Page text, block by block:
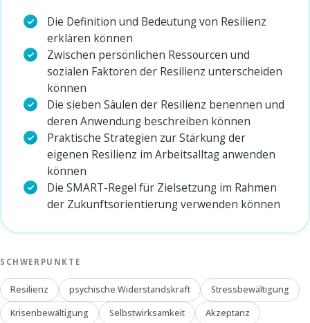
Die Definition und Bedeutung von Resilienz
erklären können
Zwischen persönlichen Ressourcen und
sozialen Faktoren der Resilienz unterscheiden
können
Die sieben Säulen der Resilienz benennen und
deren Anwendung beschreiben können
Praktische Strategien zur Stärkung der
eigenen Resilienz im Arbeitsalltag anwenden
können
Die SMART-Regel für Zielsetzung im Rahmen
der Zukunftsorientierung verwenden können
SCHWERPUNKTE
Resilienz psychische Widerstandskraft
Stressbewältigung
Krisenbewältigung
Selbstwirksamkeit
Akzeptanz